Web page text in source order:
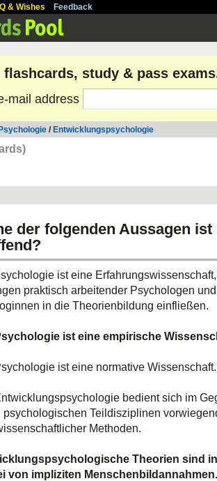
& Wishes Feedback
flashcards, study & pass
mail address
Psychologie / Entwicklungspsychologie
der folgenden Aussagen ist
ist eine
praktisch arbeitender Psychologen und
in die Theorienbildung einfließen.
ist eine empirische
ist eine normative Wissenschaft.
bedient sich im
psychologischen Teildisziplinen
Methoden.
Theorien sind
von impliziten Menschenbildannahmen.